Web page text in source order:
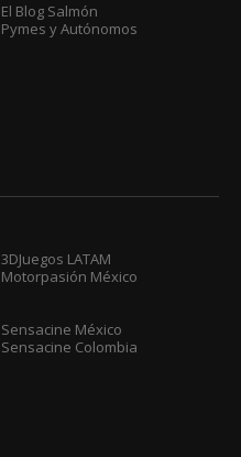
El Blog Salmón
Pymes y Autónomos
3DJuegos LATAM
Motorpasión México
Sensacine México
Sensacine Colombia